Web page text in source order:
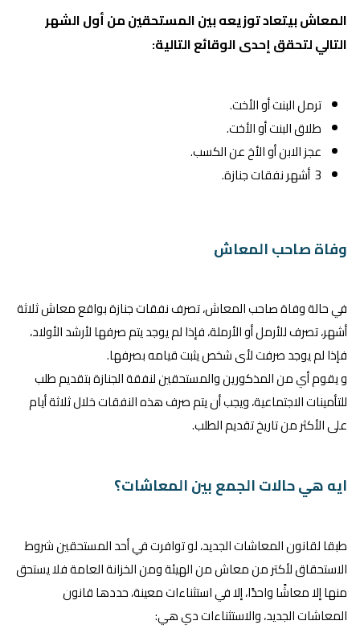
المعاش بيتعاد توزيعه بين المستحقين من أول الشهر
التالي لتحقق إحدى الوقائع التالية:
ترمل البنت أو الأخت.
طلاق البنت أو الأخت.
عجز الابن أو الأخ عن الكسب.
3 أشهر نفقات جنازة.
وفاة صاحب المعاش
في حالة وفاة صاحب المعاش، تصرف نفقات جنازة بواقع معاش ثلاثة
أشهر، تصرف للأرمل أو الأرملة، فإذا لم يوجد يتم صرفها لأرشد الأولاد،
فإذا لم يوجد صرفت لأى شخص يثبت قيامه بصرفها.
و يقوم أي من المذكورين والمستحقين لنفقة الجنازة بتقديم طلب
للتأمينات الاجتماعية، ويجب أن يتم صرف هذه النفقات خلال ثلاثة أيام
على الأكثر من تاريخ تقديم الطلب.
ايه هي حالات الجمع بين المعاشات؟
طبقا لقانون المعاشات الجديد، لو توافرت في أحد المستحقين شروط
الاستحقاق لأكتر من معاش من الهيئة ومن الخزانة العامة فلا يستحق
منها إلا معاشًا واحدًا، إلا في استثناءات معينة، حددها قانون
المعاشات الجديد، والاستثناءات دي هي: